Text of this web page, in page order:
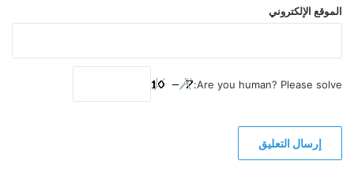
الموقع الإلكتروني
Are you human? Please solve: